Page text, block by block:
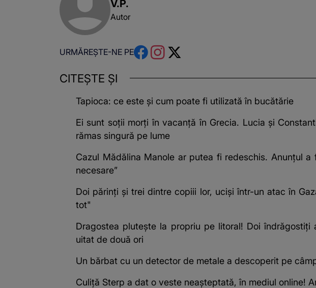
V.P.
Autor
URMĂREȘTE-NE PE
CITEȘTE ȘI
Tapioca: ce este și cum poate fi utilizată în bucătărie
Ei sunt soții morți în vacanță în Grecia. Lucia și
rămas singură pe lume
Cazul Mădălina Manole ar putea fi redeschis. Anunțul
necesare”
Doi părinți și trei dintre copiii lor, uciși într-un atac în
tot"
Dragostea plutește la propriu pe litoral! Doi
uitat de două ori
Un bărbat cu un detector de metale a descoperit pe
Culiță Sterp a dat o veste neașteptată, în mediul online!